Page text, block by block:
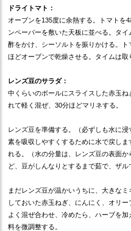
ドライトマト：
オーブンを135度に余熱する。トマトを
ンペーパーを敷いた天板に並べる。タ
酢をかけ、シーソルトを振りかける。
ほどオーブンで乾燥させる。タイムは取
レンズ豆のサラダ：
中くらいのボールにスライスした赤玉
れて軽く混ぜ、30分ほどマリネする。
レンズ豆を準備する。（必ずしも水に
素を吸収しやすくするために水で戻し
れる。（水の分量は、レンズ豆の表面
ど、豆がしんなりとするまで茹で、ザル
まだレンズ豆が温かいうちに、大きな
しておいた赤玉ねぎ、にんにく、オリ
よく混ぜ合わせ、冷めたら、ハーブを
料を微調整する。